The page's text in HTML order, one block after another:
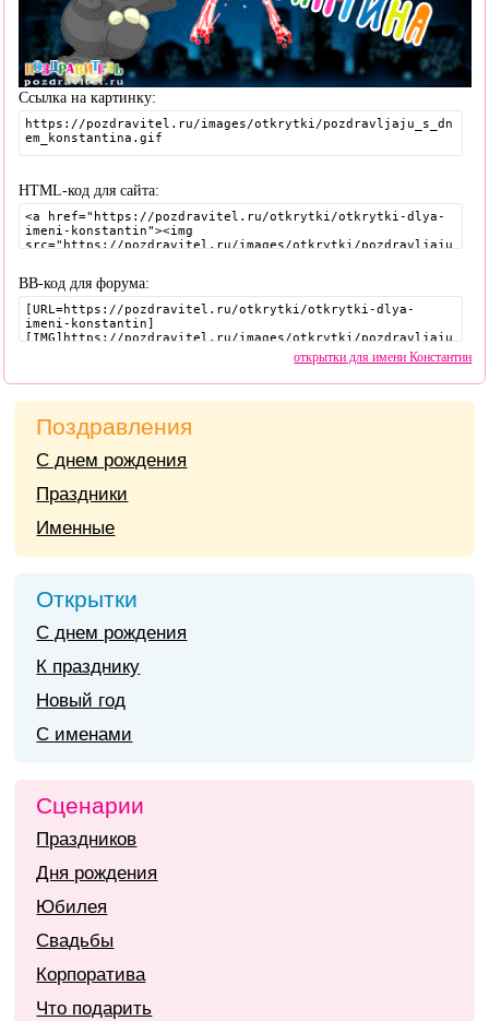
Ссылка на картинку:
HTML-код для сайта:
BB-код для форума:
открытки для имени Константин
Поздравления
С днем рождения
Праздники
Именные
Открытки
С днем рождения
К празднику
Новый год
С именами
Сценарии
Праздников
Дня рождения
Юбилея
Свадьбы
Корпоратива
Что подарить